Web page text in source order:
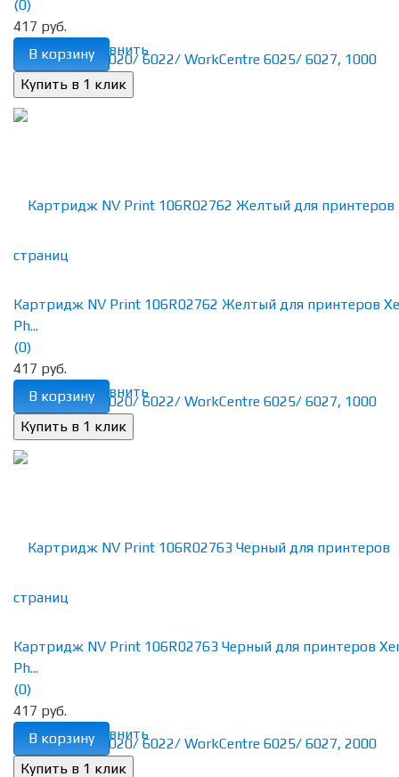
избранное сравнить
(0)
417 руб.
В корзину
избранное сравнить
Картридж NV Print 106R02762 Желтый для принтеров
Ph...
(0)
417 руб.
В корзину
избранное сравнить
Картридж NV Print 106R02763 Черный для принтеров
Ph...
(0)
417 руб.
В корзину